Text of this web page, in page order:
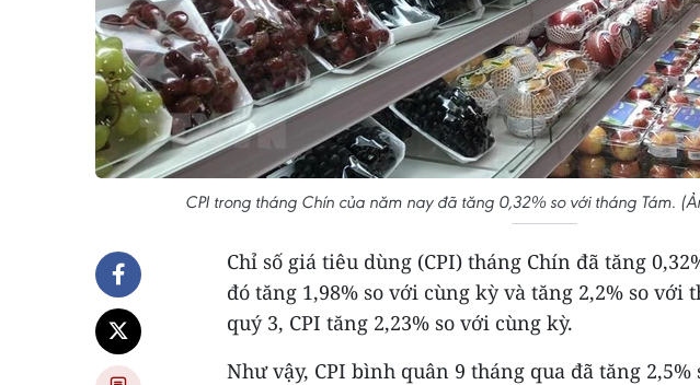
CPI trong tháng Chín của năm nay đã tăng 0,32% so với tháng Tám.
Chỉ số giá tiêu dùng (CPI) tháng Chín đã tăng
đó tăng 1,98% so với cùng kỳ và tăng 2,2% so với
quý 3, CPI tăng 2,23% so với cùng kỳ.
Như vậy, CPI bình quân 9 tháng qua đã tăng